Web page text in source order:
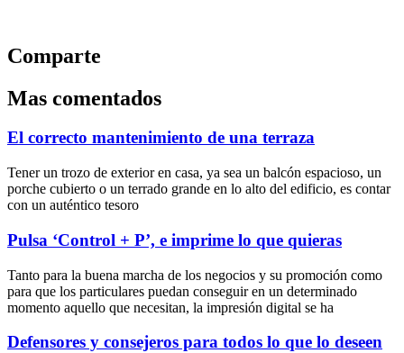
Comparte
Mas comentados
El correcto mantenimiento de una terraza
Tener un trozo de exterior en casa, ya sea un balcón espacioso, un
porche cubierto o un terrado grande en lo alto del edificio, es contar
con un auténtico tesoro
Pulsa ‘Control + P’, e imprime lo que quieras
Tanto para la buena marcha de los negocios y su promoción como
para que los particulares puedan conseguir en un determinado
momento aquello que necesitan, la impresión digital se ha
Defensores y consejeros para todos lo que lo deseen